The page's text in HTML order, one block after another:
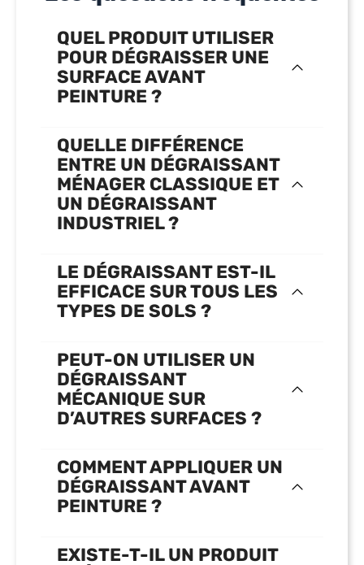
QUEL PRODUIT UTILISER
POUR DÉGRAISSER UNE
SURFACE AVANT
PEINTURE ?
QUELLE DIFFÉRENCE
ENTRE UN DÉGRAISSANT
MÉNAGER CLASSIQUE ET
UN DÉGRAISSANT
INDUSTRIEL ?
LE DÉGRAISSANT EST-IL
EFFICACE SUR TOUS LES
TYPES DE SOLS ?
PEUT-ON UTILISER UN
DÉGRAISSANT
MÉCANIQUE SUR
D’AUTRES SURFACES ?
COMMENT APPLIQUER UN
DÉGRAISSANT AVANT
PEINTURE ?
EXISTE-T-IL UN PRODUIT